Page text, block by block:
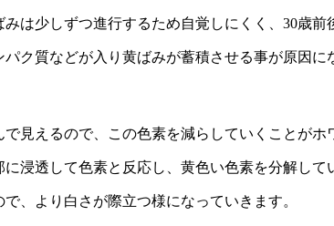
は少しずつ進行するため自覚しにくく、30歳
ク質などが入り黄ばみが蓄積させる事が原因に
見えるので、この色素を減らしていくことが
浸透して色素と反応し、黄色い色素を分解して
、より白さが際立つ様になっていきます。